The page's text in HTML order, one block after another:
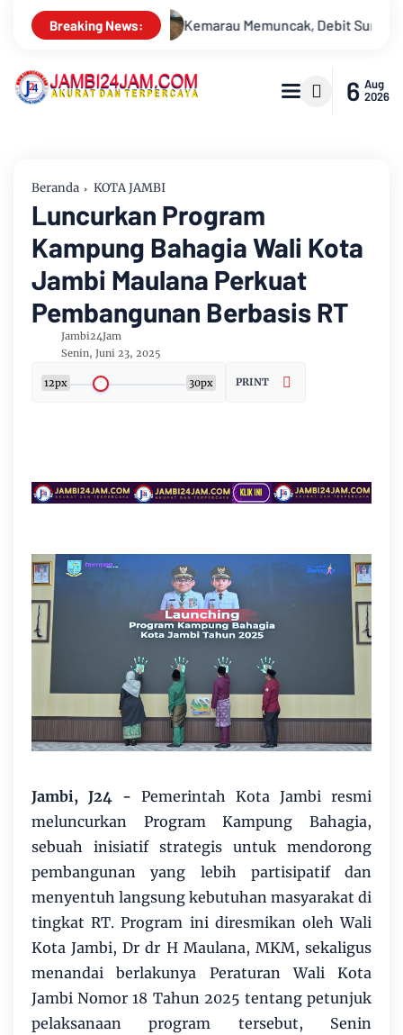
Breaking News:
Debit Sungai Batanghari Terus Menyusut, Jambi Hadapi
6 Aug
2026
Beranda KOTA JAMBI
Luncurkan Program
Kampung Bahagia Wali Kota
Jambi Maulana Perkuat
Pembangunan Berbasis RT
Jambi24Jam
Senin, Juni 23, 2025
12px 30px PRINT
Jambi, J24 - Pemerintah Kota Jambi resmi
meluncurkan Program Kampung Bahagia,
sebuah inisiatif strategis untuk mendorong
pembangunan yang lebih partisipatif dan
menyentuh langsung kebutuhan masyarakat di
tingkat RT. Program ini diresmikan oleh Wali
Kota Jambi, Dr dr H Maulana, MKM, sekaligus
menandai berlakunya Peraturan Wali Kota
Jambi Nomor 18 Tahun 2025 tentang petunjuk
pelaksanaan program tersebut, Senin